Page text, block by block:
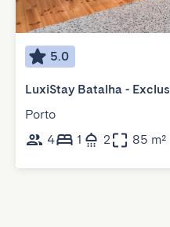
5.0
LuxiStay Batalha -
Porto
4
1 2 85 m²